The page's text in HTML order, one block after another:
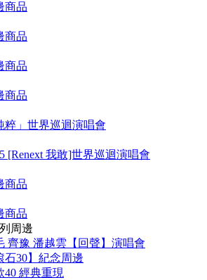
商品
商品
商品
商品
粹」世界巡迴演唱會
[Renext 我敢]世界巡迴演唱會
商品
商品
周邊
齊豫 潘越雲【回聲】演唱會
石30】紀念周邊
40 經典重現